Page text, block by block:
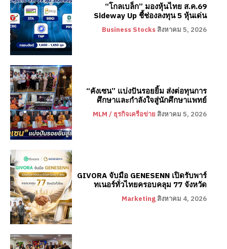
“โกลเบล็ก” มองหุ้นไทย ส.ค.69
Sideway Up ชี้ช่องลงทุน 5 หุ้นเด่น
Business Stocks สิงหาคม 5, 2026
“คังเซน” แบ่งปันรอยยิ้ม ส่งต่อทุนการ
ศึกษาและกำลังใจสู่นักศึกษาแพทย์
MLM / ธุรกิจเครือข่าย สิงหาคม 5, 2026
GIVORA จับมือ GENESENN เปิดรับพาร์
ทเนอร์ทั่วไทยครอบคลุม 77 จังหวัด
Marketing สิงหาคม 4, 2026